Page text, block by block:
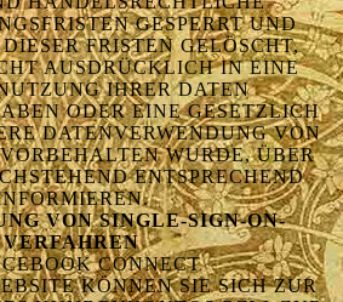
GESPERRT UND N
FRISTEN GELÖSCHT, S
AUSDRÜCKLICH IN EINE W
IHRER DATEN E
ODER EINE GESETZLICH E
DATENVERWENDUNG VON U
WURDE, ÜBER D
ENTSPRECHEND I
VON SINGLE-SIGN-ON-
VERFAHREN
CONNECT
KÖNNEN SIE SICH ZUR